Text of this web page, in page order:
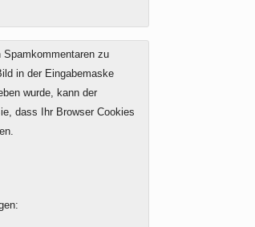
zu
in der Eingabemaske
wurde, kann der
dass Ihr Browser Cookies